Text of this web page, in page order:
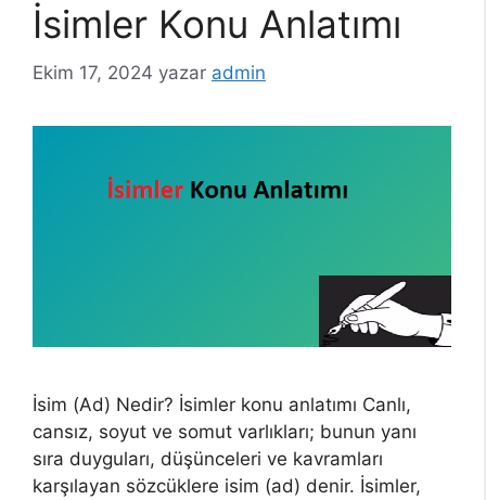
İsimler Konu Anlatımı
Ekim 17, 2024 yazar admin
İsim (Ad) Nedir? İsimler konu anlatımı Canlı,
cansız, soyut ve somut varlıkları; bunun yanı
sıra duyguları, düşünceleri ve kavramları
karşılayan sözcüklere isim (ad) denir. İsimler,